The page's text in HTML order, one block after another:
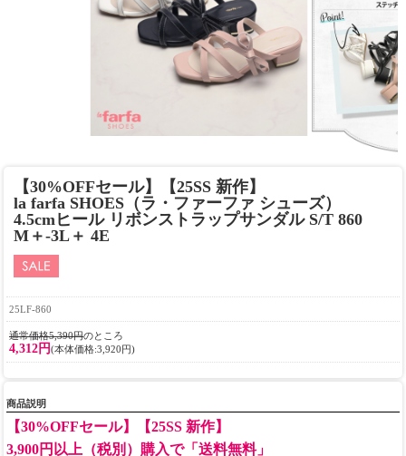
【30%OFFセール】【25SS 新作】
la farfa SHOES（ラ・ファーファ シューズ）
4.5cmヒール リボンストラップサンダル S/T 860
M＋-3L＋ 4E
25LF-860
通常価格5,390円のところ
4,312円(本体価格:3,920円)
商品説明
【30%OFFセール】【25SS 新作】
3,900円以上（税別）購入で「送料無料」